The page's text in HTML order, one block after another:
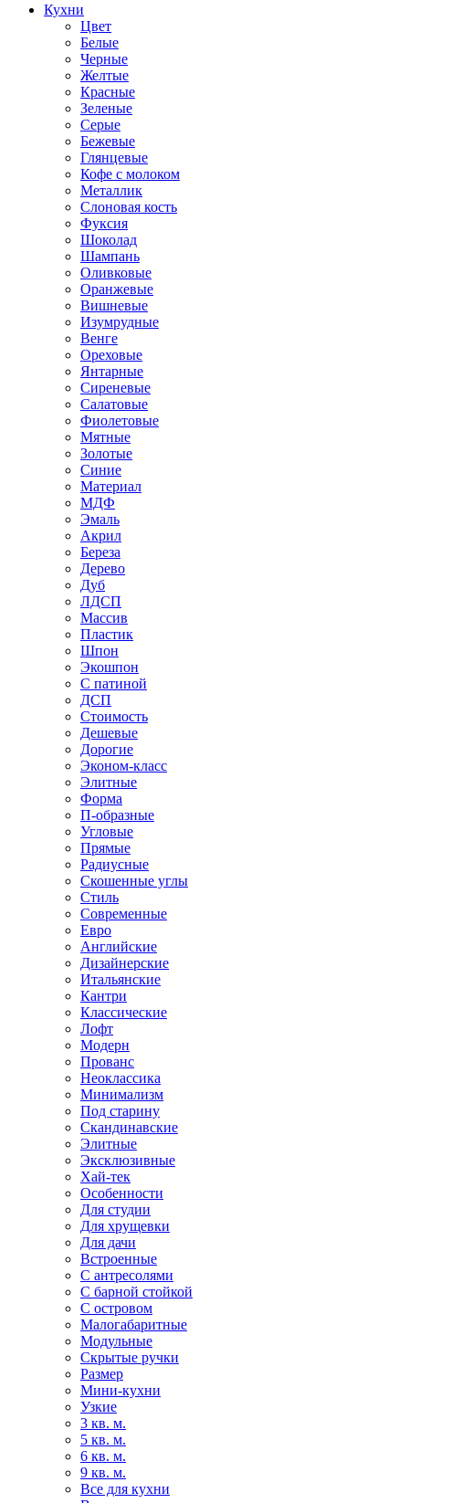
Кухни
Цвет
Белые
Черные
Желтые
Красные
Зеленые
Серые
Бежевые
Глянцевые
Кофе с молоком
Металлик
Слоновая кость
Фуксия
Шоколад
Шампань
Оливковые
Оранжевые
Вишневые
Изумрудные
Венге
Ореховые
Янтарные
Сиреневые
Салатовые
Фиолетовые
Мятные
Золотые
Синие
Материал
МДФ
Эмаль
Акрил
Береза
Дерево
Дуб
ЛДСП
Массив
Пластик
Шпон
Экошпон
С патиной
ДСП
Стоимость
Дешевые
Дорогие
Эконом-класс
Элитные
Форма
П-образные
Угловые
Прямые
Радиусные
Скошенные углы
Стиль
Современные
Евро
Английские
Дизайнерские
Итальянские
Кантри
Классические
Лофт
Модерн
Прованс
Неоклассика
Минимализм
Под старину
Скандинавские
Элитные
Эксклюзивные
Хай-тек
Особенности
Для студии
Для хрущевки
Для дачи
Встроенные
С антресолями
С барной стойкой
С островом
Малогабаритные
Модульные
Скрытые ручки
Размер
Мини-кухни
Узкие
3 кв. м.
5 кв. м.
6 кв. м.
9 кв. м.
Все для кухни